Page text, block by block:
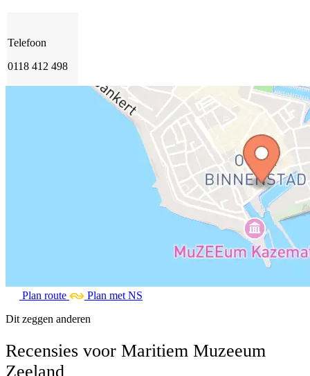
Telefoon
0118 412 498
Plan route
Plan met NS
Dit zeggen anderen
Recensies voor Maritiem Muzeeum
Zeeland